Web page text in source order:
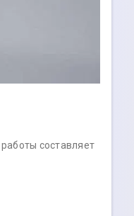
составляет